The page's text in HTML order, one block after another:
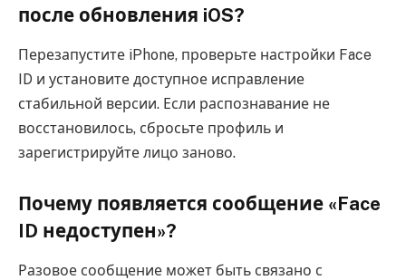
после обновления iOS?
Перезапустите iPhone, проверьте настройки Face
ID и установите доступное исправление
стабильной версии. Если распознавание не
восстановилось, сбросьте профиль и
зарегистрируйте лицо заново.
Почему появляется сообщение «Face
ID недоступен»?
Разовое сообщение может быть связано с